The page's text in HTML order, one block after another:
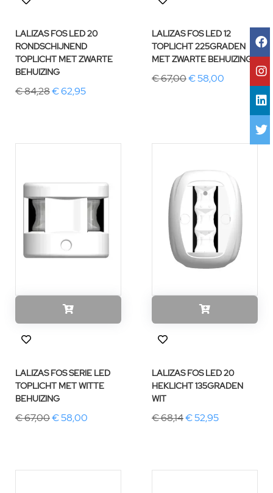
LALIZAS FOS LED 20
RONDSCHIJNEND
TOPLICHT MET ZWARTE
BEHUIZING
€ 84,28€ 62,95
LALIZAS FOS LED 12
TOPLICHT 225GRADEN
MET ZWARTE BEHUIZING
€ 67,00€ 58,00
LALIZAS FOS SERIE LED
TOPLICHT MET WITTE
BEHUIZING
€ 67,00€ 58,00
LALIZAS FOS LED 20
HEKLICHT 135GRADEN
WIT
€ 68,14€ 52,95